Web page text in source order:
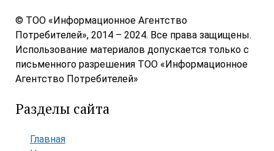
© ТОО «Информационное Агентство
Потребителей», 2014 – 2024. Все права защищены.
Использование материалов допускается только с
письменного разрешения ТОО «Информационное
Агентство Потребителей»
Разделы сайта
Главная